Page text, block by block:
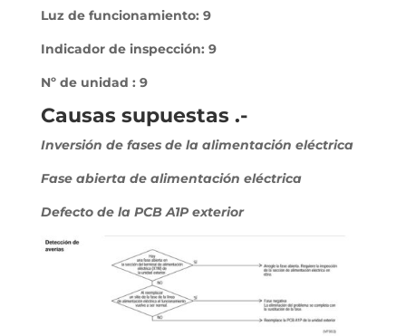
Luz de funcionamiento: 9
Indicador de inspección: 9
Nº de unidad : 9
Causas supuestas .-
Inversión de fases de la alimentación eléctrica
Fase abierta de alimentación eléctrica
Defecto de la PCB A1P exterior